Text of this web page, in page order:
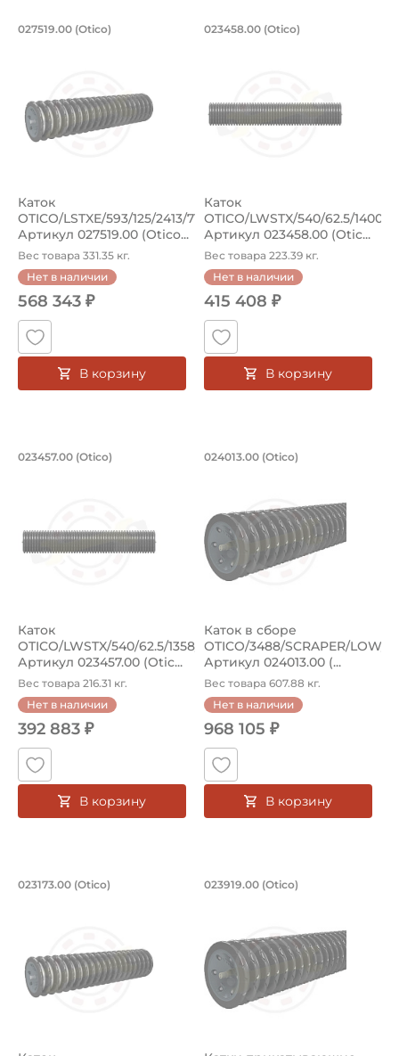
Каток OTICO/LSTXE/593/125/2413/
027519.00 (Otico)
Каток
OTICO/LSTXE/593/125/2413/71S/FF/SHAFT40.
Артикул 027519.00 (Otico...
Вес товара 331.35 кг.
Нет в наличии
568 343 ₽
В корзину
Каток OTICO/
023458.00 (Otico)
Каток
OTICO/LWSTX/540/62.5/1400/
Артикул 023458.00 (Otic...
Вес товара 223.39 кг.
Нет в наличии
415 408 ₽
В корзину
Каток OTICO/LWSTX/540/62.5/1358/
023457.00 (Otico)
Каток
OTICO/LWSTX/540/62.5/1358/71S/FF/SHAFT50.
Артикул 023457.00 (Otic...
Вес товара 216.31 кг.
Нет в наличии
392 883 ₽
В корзину
Каток в сборе
024013.00 (Otico)
Каток в сборе
OTICO/3488/SCRAPER/LOW/
Артикул 024013.00 (...
Вес товара 607.88 кг.
Нет в наличии
968 105 ₽
В корзину
Каток OTICO/LSTXE/593/125/3913/71S/
023173.00 (Otico) Катки
023919.00 (Otico)